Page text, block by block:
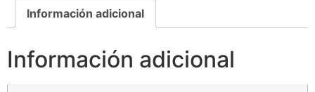
Información adicional
Información adicional